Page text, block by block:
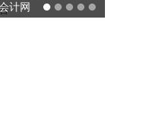
计网